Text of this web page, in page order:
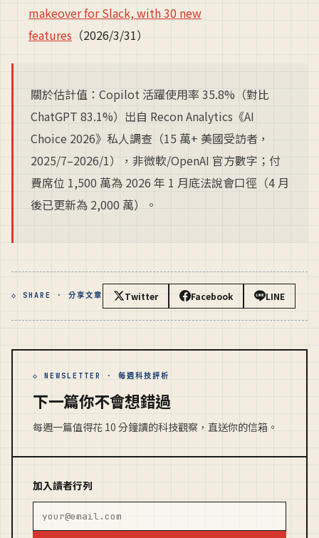
makeover for Slack, with 30 new
features （2026/3/31）
關於估計值：Copilot 活躍使用率 35.8%（對比
ChatGPT 83.1%）出自 Recon Analytics《AI
Choice 2026》私人調查（15 萬+ 美國受訪者，
2025/7–2026/1），非微軟/OpenAI 官方數字；付
費席位 1,500 萬為 2026 年 1 月底法說會口徑（4 月
後已更新為 2,000 萬）。
◇ SHARE · 分享文章 Twitter Facebook LINE
◇ NEWSLETTER · 每週科技評析
下一篇你不會想錯過
每週一篇值得花 10 分鐘讀的科技觀察，直送你的信箱。
加入讀者行列